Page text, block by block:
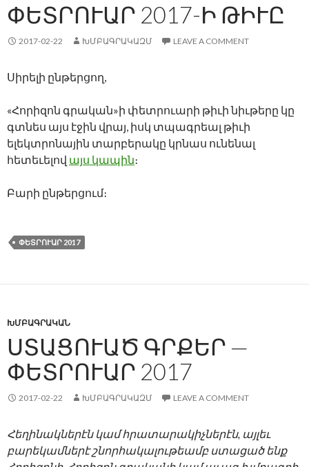
ՓԵՏՐՈՒԱՐ 2017-Ի ԹԻՒԸ
2017-02-22 ԽՄԲԱԳՐԱԿԱԶՄ LEAVE A COMMENT
Սիրելի ընթերցող,
«Հորիզոն գրական»ի փետրուարի թիւի նիւթերը կը
գտնես այս էջին վրայ, իսկ տպագրեալ թիւի
ելեկտրոնային տարբերակը կրնաս ունենալ
հետեւելով այս կապին։
Բարի ընթերցում։
ՓԵՏՐՈՒԱՐ 2017
ԽՄԲԱԳՐԱԿԱՆ
ՍՏԱՑՈՒԱԾ ԳՐՔԵՐ —
ՓԵՏՐՈՒԱՐ 2017
2017-02-22 ԽՄԲԱԳՐԱԿԱԶՄ LEAVE A COMMENT
Հեղինակներէն կամ հրատարակիչներէն, այլեւ
բարեկամներէ շնորհակալութեամբ ստացած ենք